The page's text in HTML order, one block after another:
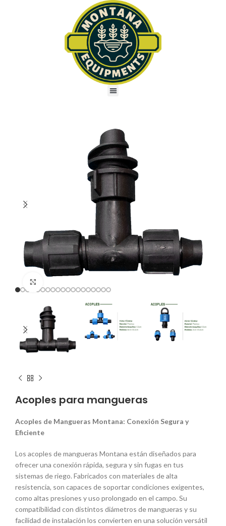
Acoples para mangueras
Acoples de Mangueras Montana: Conexión Segura y
Eficiente
Los acoples de mangueras Montana están diseñados para
ofrecer una conexión rápida, segura y sin fugas en tus
sistemas de riego. Fabricados con materiales de alta
resistencia, son capaces de soportar condiciones exigentes,
como altas presiones y uso prolongado en el campo. Su
compatibilidad con distintos diámetros de mangueras y su
facilidad de instalación los convierten en una solución versátil